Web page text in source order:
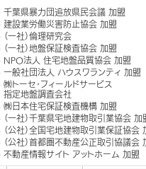
千葉県暴力団追放県民会議 加盟
建設業労働災害防止協会 加盟
（一社）倫理研究会
（一社）地盤保証検査協会 加盟
NPO法人 住宅地盤品質協会 加盟
一般社団法人 ハウスワランティ 加盟
㈱トーセ･フィールドサービス
指定地盤調査会社
㈱日本住宅保証検査機構 加盟
（一社）千葉県宅地建物取引業協会 加
（公社）全国宅地建物取引業保証協会
（公社）首都圏不動産公正取引協議会
不動産情報サイト アットホーム 加盟